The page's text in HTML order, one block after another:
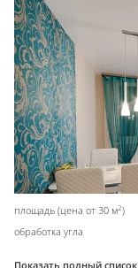
площадь (цена от 30 м2)
обработка угла
Показать полный список